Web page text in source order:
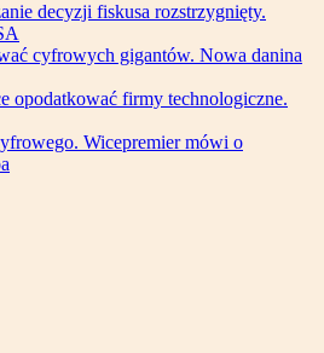
decyzji fiskusa rozstrzygnięty.
cyfrowych gigantów. Nowa danina
opodatkować firmy technologiczne.
Wicepremier mówi o